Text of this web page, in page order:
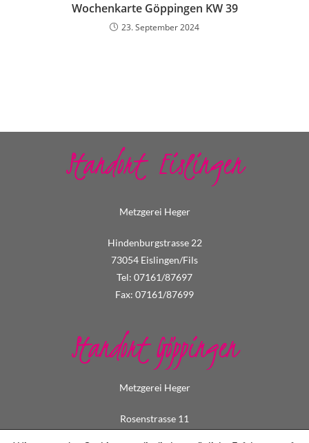
Wochenkarte Göppingen KW 39
23. September 2024
Standort Eislingen
Metzgerei Heger
Hindenburgstrasse 22
73054 Eislingen/Fils
Tel: 07161/87697
Fax: 07161/87699
Standort Göppingen
Metzgerei Heger
Rosenstrasse 11